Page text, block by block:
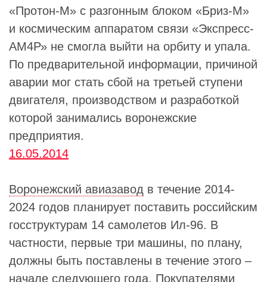
«Протон-М» с разгонным блоком «Бриз-М»
и космическим аппаратом связи «Экспресс-
АМ4Р» не смогла выйти на орбиту и упала.
По предварительной информации, причиной
аварии мог стать сбой на третьей ступени
двигателя, производством и разработкой
которой занимались воронежские
предприятия.
16.05.2014
Воронежский авиазавод в течение 2014-
2024 годов планирует поставить российским
госструктурам 14 самолетов Ил-96. В
частности, первые три машины, по плану,
должны быть поставлены в течение этого –
начале следующего года. Покупателями